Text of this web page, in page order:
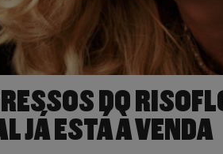
DO
JÁ ESTÁ À VENDA